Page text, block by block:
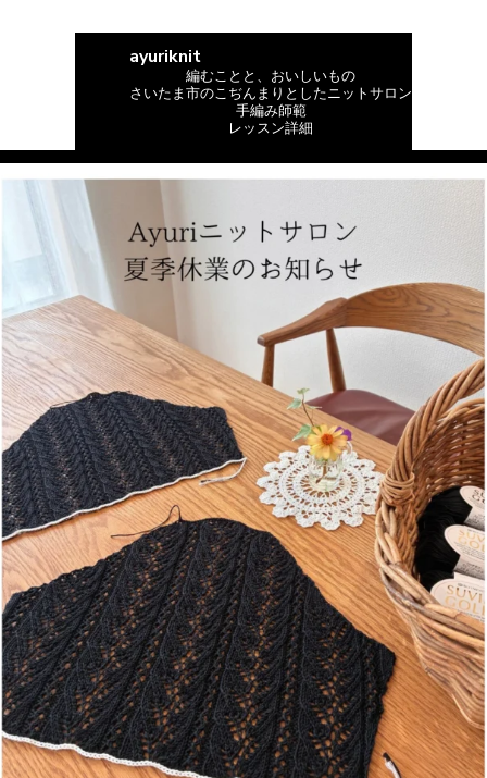
ayuriknit
編むことと、おいしいもの
さいたま市のこぢんまりとしたニットサロン
手編み師範
レッスン詳細